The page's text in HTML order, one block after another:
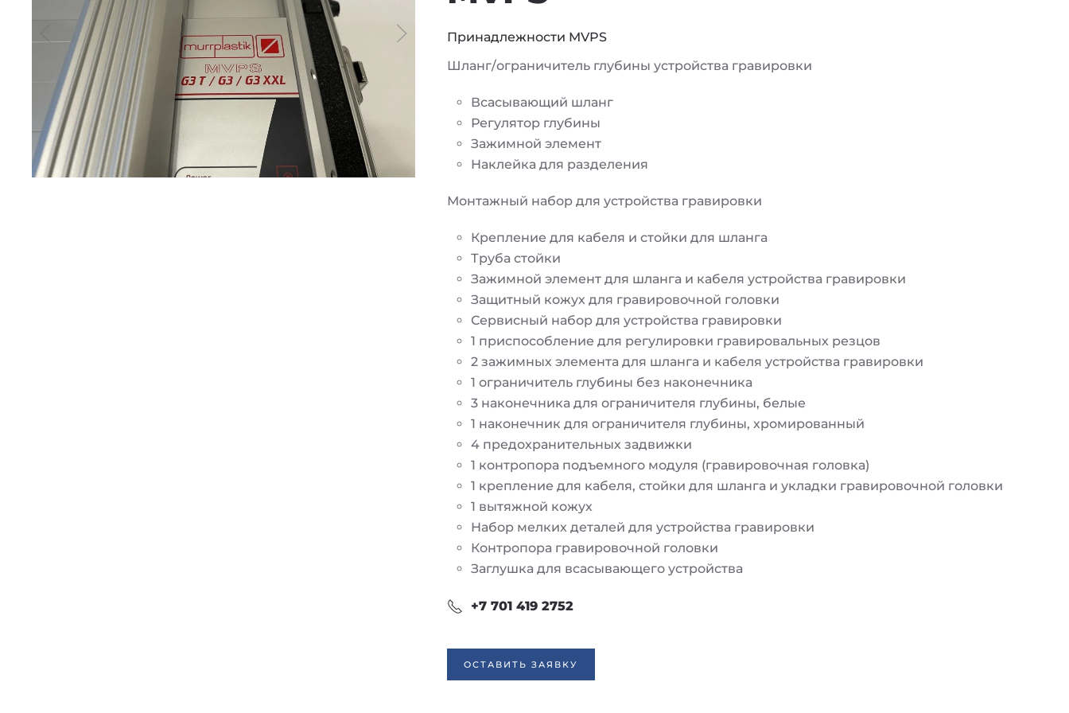
Принадлежности MVPS
Шланг/ограничитель глубины устройства гравировки
Всасывающий шланг
Регулятор глубины
Зажимной элемент
Наклейка для разделения
Монтажный набор для устройства гравировки
Крепление для кабеля и стойки для шланга
Труба стойки
Зажимной элемент для шланга и кабеля устройства гравировки
Защитный кожух для гравировочной головки
Сервисный набор для устройства гравировки
1 приспособление для регулировки гравировальных резцов
2 зажимных элемента для шланга и кабеля устройства гравировки
1 ограничитель глубины без наконечника
3 наконечника для ограничителя глубины, белые
1 наконечник для ограничителя глубины, хромированный
4 предохранительных задвижки
1 контропора подъемного модуля (гравировочная головка)
1 крепление для кабеля, стойки для шланга и укладки гравировочной головки
1 вытяжной кожух
Набор мелких деталей для устройства гравировки
Контропора гравировочной головки
Заглушка для всасывающего устройства
+7 701 419 2752
ОСТАВИТЬ ЗАЯВКУ